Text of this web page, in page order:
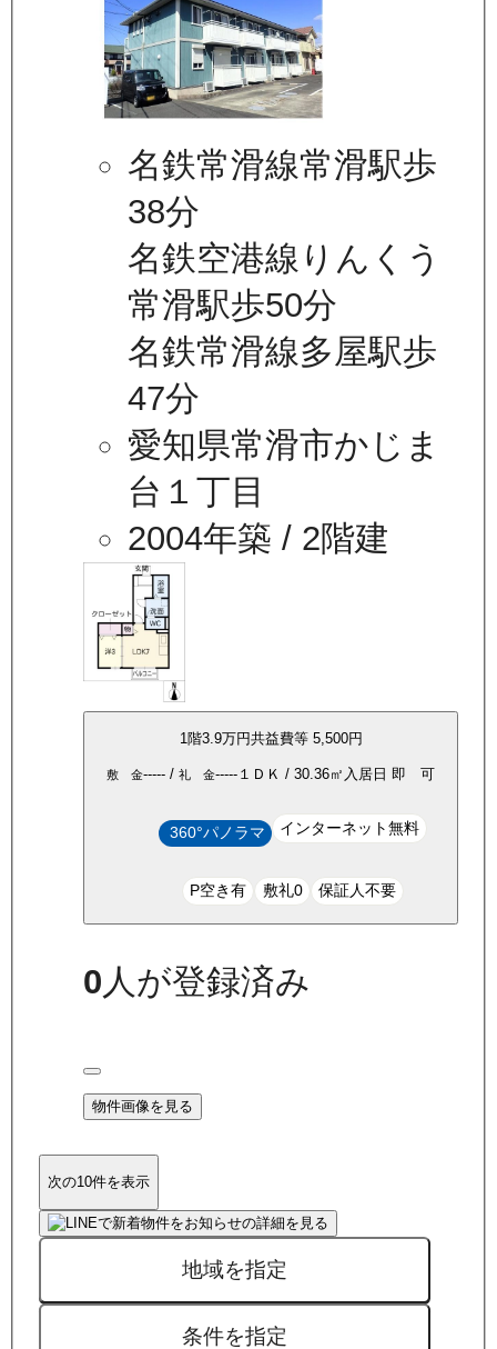
名鉄常滑線常滑駅歩
38分
名鉄空港線りんくう
常滑駅歩50分
名鉄常滑線多屋駅歩
47分
愛知県常滑市かじま
台１丁目
2004年築 / 2階建
1階3.9万円共益費等 5,500円
敷 金----- / 礼 金----- １ＤＫ / 30.36㎡ 入居日 即 可
360°パノラマ インターネット無料
P空き有 敷礼0 保証人不要
0 人が登録済み
物件画像を見る
次の10件を表示
地域を指定
条件を指定